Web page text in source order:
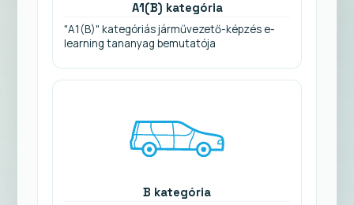
A1(B) kategória
"A1(B)" kategóriás járművezető-képzés e-
learning tananyag bemutatója
B kategória